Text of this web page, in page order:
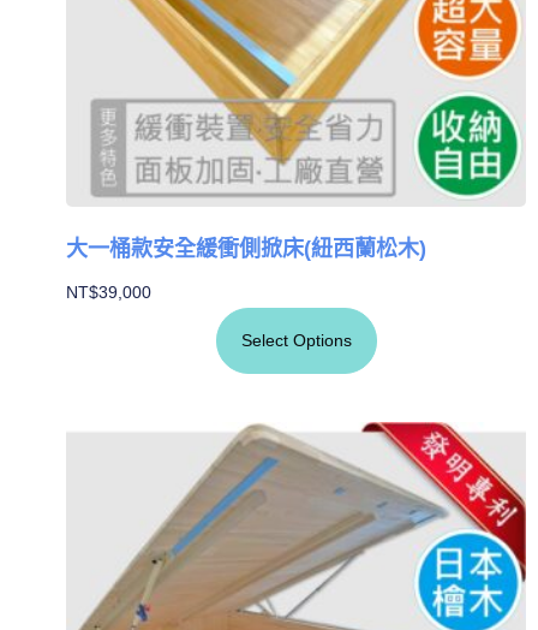
大一桶款安全緩衝側掀床(紐西蘭松木)
NT$39,000
Select Options